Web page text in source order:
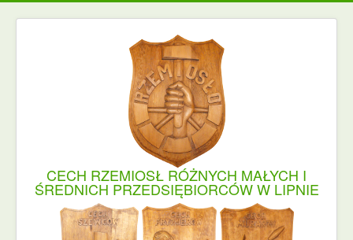
CECH RZEMIOSŁ RÓŻNYCH MAŁYCH I
ŚREDNICH PRZEDSIĘBIORCÓW W LIPNIE